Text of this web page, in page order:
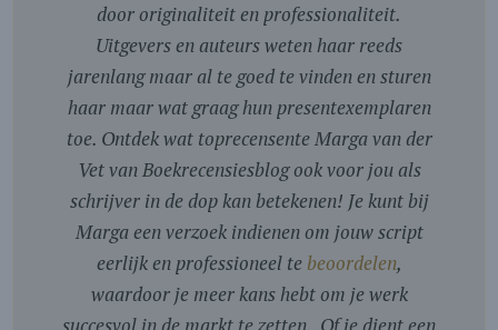
door originaliteit en professionaliteit.
Uitgevers en auteurs weten haar reeds
jarenlang maar al te goed te vinden en sturen
haar maar wat graag hun presentexemplaren
toe. Ontdek wat toprecensente Marga van der
Vet van Boekrecensiesblog ook voor jou als
schrijver in de dop kan betekenen! Je kunt bij
Marga een verzoek indienen om jouw script
eerlijk en professioneel te beoordelen,
waardoor je meer kans hebt om je werk